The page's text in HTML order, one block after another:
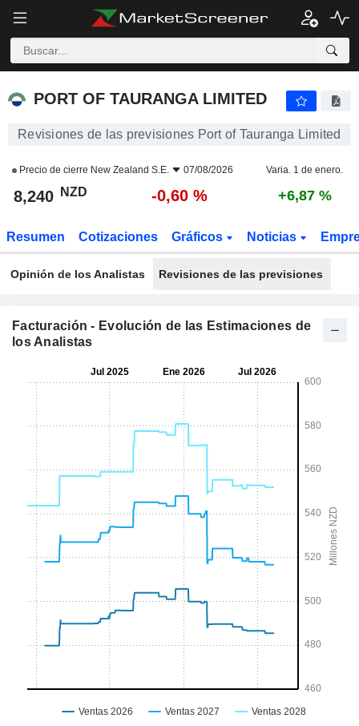
PORT OF TAURANGA LIMITED
PORT OF TAURANGA LIMITED
Revisiones de las previsiones Port of Tauranga Limited
Precio de cierre New Zealand S.E. 07/08/2026 Varia. 1 de enero.
8,240 NZD -0,60 % +6,87 %
Resumen Cotizaciones Gráficos Noticias
Opinión de los Analistas Revisiones de las previsiones
Facturación - Evolución de las Estimaciones de
los Analistas